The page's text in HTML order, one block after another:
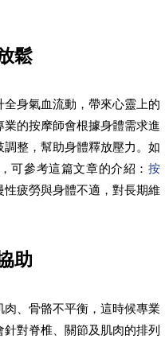
鬆
身氣血流動，帶來心靈上的
的按摩師會根據身體需求進
整，幫助身體釋放壓力。如
可參考這篇文章的介紹： 按
疲勞與身體不適，對長期維
助
、骨骼不平衡，這時候專業
對脊椎、關節及肌肉的排列